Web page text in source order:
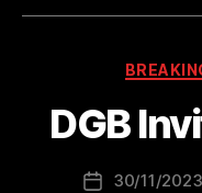
DGB
30/11/2023